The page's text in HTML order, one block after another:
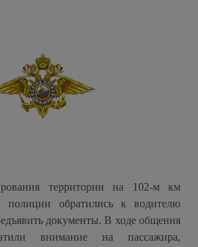
территории на 102-м км
обратились к водителю
документы. В ходе общения
внимание на пассажира,